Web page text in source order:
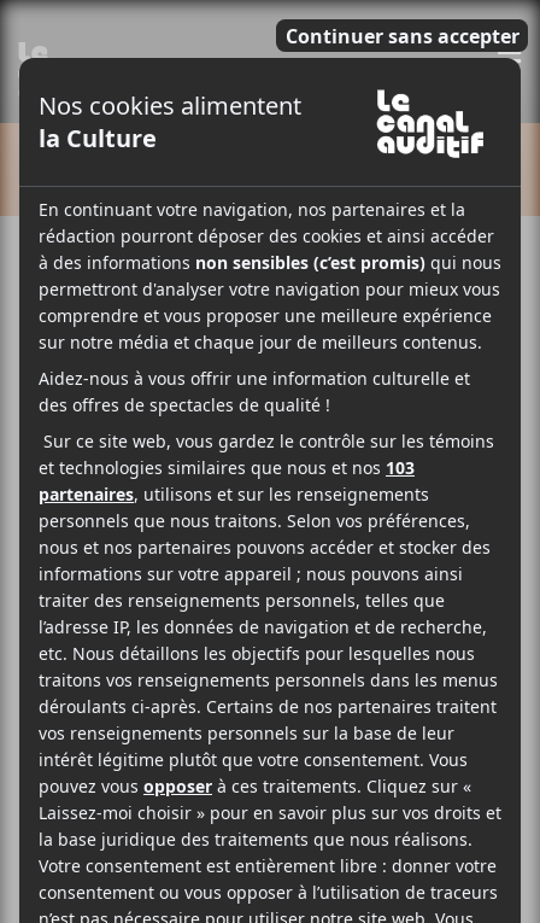
Cet évènement est passé.
Montréal en lumière – Le
Couleur
2022-02-25 @ 20:00-23:0028$
Dans le cadre du festival Montréal en lumière, le
groupe Le Couleur offrira un spectacle à L’Astral le
25 février 2022 à 20h. La première partie sera
assurée par Mayfly. Des billets sont encore
disponibles!
AJOUTER AU CALENDRIER
DÉTAILS ORGANISATEUR